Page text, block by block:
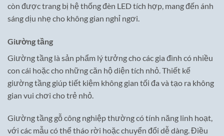
còn được trang bị hệ thống đèn LED tích hợp, mang đến ánh
sáng dịu nhẹ cho không gian nghỉ ngơi.
Giường tầng
Giường tầng là sản phẩm lý tưởng cho các gia đình có nhiều
con cái hoặc cho những căn hộ diện tích nhỏ. Thiết kế
giường tầng giúp tiết kiệm không gian tối đa và tạo ra không
gian vui chơi cho trẻ nhỏ.
Giường tầng gỗ công nghiệp thường có tính năng linh hoạt,
với các mẫu có thể tháo rời hoặc chuyển đổi dễ dàng. Điều